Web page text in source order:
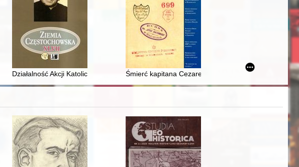
polsko-rosyjskich po 1991 roku
Działalność Akcji Katolickiej w parafiach powiatu wieluńskiego (1927-1939)
Śmierć kapitana Cezarego Hallera